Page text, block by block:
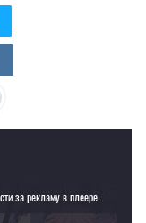
за рекламу в плеере.